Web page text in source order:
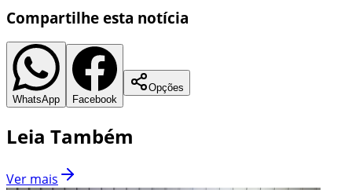
Compartilhe esta notícia
WhatsApp Facebook
Opções
Leia Também
Ver mais